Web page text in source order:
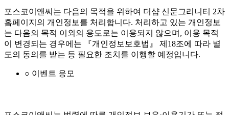
포스코이앤씨는 다음의 목적을 위하여 더샵 신문그리니티 2차
홈페이지의 개인정보를 처리합니다. 처리하고 있는 개인정보
는 다음의 목적 이외의 용도로는 이용되지 않으며, 이용 목적
이 변경되는 경우에는 『개인정보보호법』 제18조에 따라 별
도의 동의를 받는 등 필요한 조치를 이행할 예정입니다.
○ 이벤트 응모